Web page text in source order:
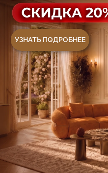
© 2026 Sky Living
Политика конфиденциальности
Политика возврата товаров
Sales@skyliving.ru
Telegram и YouTube ограничены на территории
РФ (на основании ФЗ-149 "Об информации")